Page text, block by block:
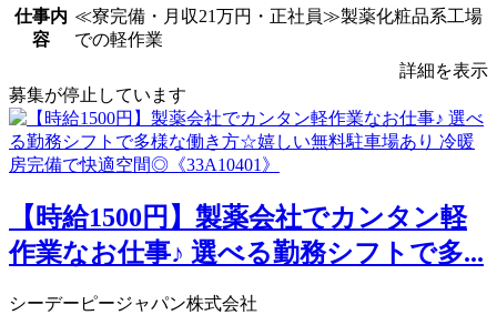
仕事内
容
≪寮完備・月収21万円・正社員≫製薬化粧品系工場
での軽作業
詳細を表示
募集が停止しています
【時給1500円】製薬会社でカンタン軽
作業なお仕事♪ 選べる勤務シフトで多...
シーデーピージャパン株式会社